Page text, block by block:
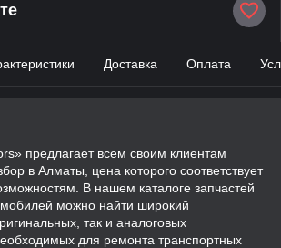
Доставка Оплата
предлагает всем своим клиентам
в Алматы, цена которого соответствует
В нашем каталоге запчастей
можно найти широкий
так и аналоговых
для ремонта транспортных